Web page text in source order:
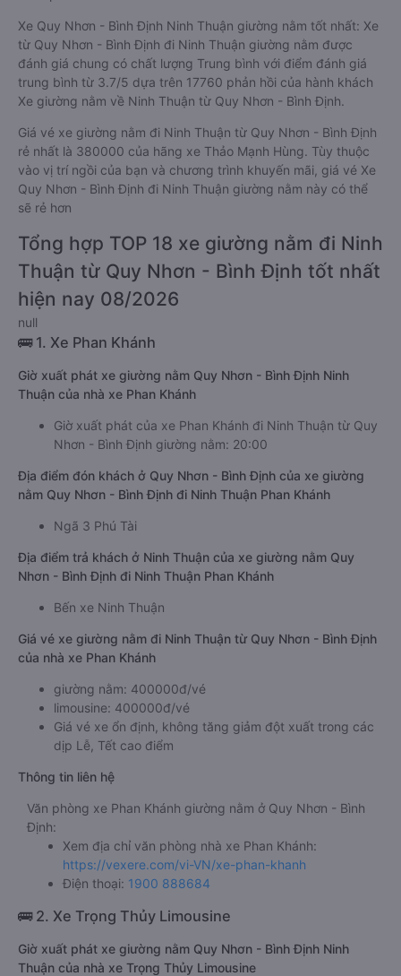
Xe Quy Nhơn - Bình Định Ninh Thuận giường nằm tốt nhất: Xe
từ Quy Nhơn - Bình Định đi Ninh Thuận giường nằm được
đánh giá chung có chất lượng Trung bình với điểm đánh giá
trung bình từ 3.7/5 dựa trên 17760 phản hồi của hành khách
Xe giường nằm về Ninh Thuận từ Quy Nhơn - Bình Định.
Giá vé xe giường nằm đi Ninh Thuận từ Quy Nhơn - Bình Định
rẻ nhất là 380000 của hãng xe Thảo Mạnh Hùng. Tùy thuộc
vào vị trí ngồi của bạn và chương trình khuyến mãi, giá vé Xe
Quy Nhơn - Bình Định đi Ninh Thuận giường nằm này có thể
sẽ rẻ hơn
Tổng hợp TOP 18 xe giường nằm đi Ninh
Thuận từ Quy Nhơn - Bình Định tốt nhất
hiện nay 08/2026
null
🚌 1. Xe Phan Khánh
Giờ xuất phát xe giường nằm Quy Nhơn - Bình Định Ninh
Thuận của nhà xe Phan Khánh
Giờ xuất phát của xe Phan Khánh đi Ninh Thuận từ Quy
Nhơn - Bình Định giường nằm: 20:00
Địa điểm đón khách ở Quy Nhơn - Bình Định của xe giường
nằm Quy Nhơn - Bình Định đi Ninh Thuận Phan Khánh
Ngã 3 Phú Tài
Địa điểm trả khách ở Ninh Thuận của xe giường nằm Quy
Nhơn - Bình Định đi Ninh Thuận Phan Khánh
Bến xe Ninh Thuận
Giá vé xe giường nằm đi Ninh Thuận từ Quy Nhơn - Bình Định
của nhà xe Phan Khánh
giường nằm: 400000đ/vé
limousine: 400000đ/vé
Giá vé xe ổn định, không tăng giảm đột xuất trong các
dịp Lễ, Tết cao điểm
Thông tin liên hệ
Văn phòng xe Phan Khánh giường nằm ở Quy Nhơn - Bình
Định:
Xem địa chỉ văn phòng nhà xe Phan Khánh:
https://vexere.com/vi-VN/xe-phan-khanh
Điện thoại: 1900 888684
🚌 2. Xe Trọng Thủy Limousine
Giờ xuất phát xe giường nằm Quy Nhơn - Bình Định Ninh
Thuận của nhà xe Trọng Thủy Limousine